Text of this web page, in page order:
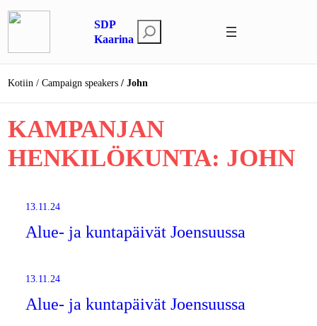
Siirry
sisältöön
SDP
Kaarina
t
s
i
Kotiin Campaign speakers John
KAMPANJAN
HENKILÖKUNTA: JOHN
13.11.24
Alue- ja kuntapäivät Joensuussa
13.11.24
Alue- ja kuntapäivät Joensuussa